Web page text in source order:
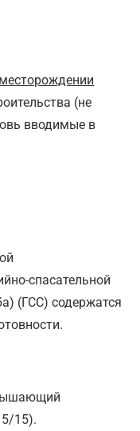
(не
вводимые в
спасательной
(ГСС) содержатся
15).